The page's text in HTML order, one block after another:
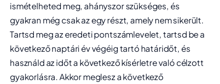
ismételheted meg, ahányszor szükséges, és
gyakran még csak az egy részt, amely nem sikerült.
Tartsd meg az eredeti pontszámlevelet, tartsd be a
következő naptári év végéig tartó határidőt, és
használd az időt a következő kísérletre való célzott
gyakorlásra. Akkor meglesz a következő